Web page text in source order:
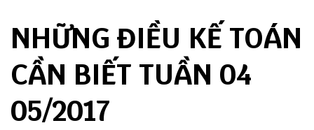
NHỮNG ĐIỀU KẾ TOÁN
CẦN BIẾT TUẦN 04
05/2017